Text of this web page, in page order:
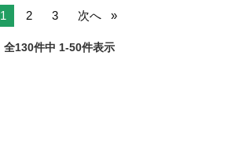
1 2 3 次へ
全130件中 1-50件表示